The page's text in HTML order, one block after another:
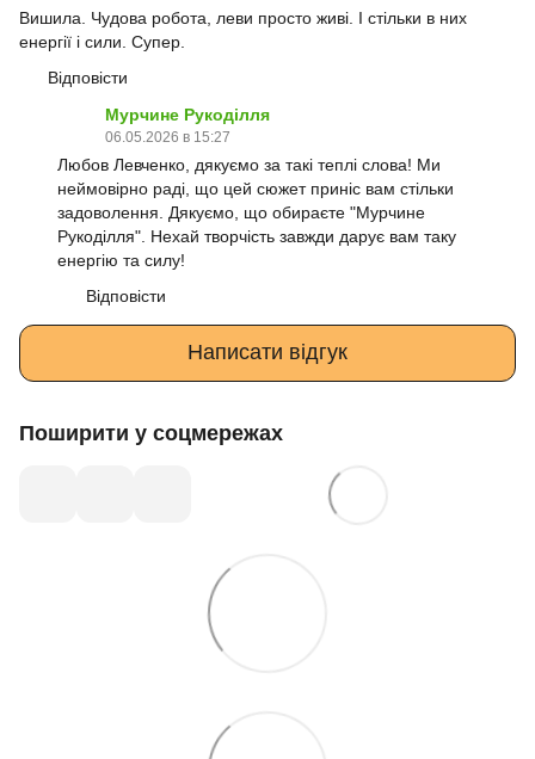
Вишила. Чудова робота, леви просто живі. І стільки в них
енергії і сили. Супер.
Відповісти
Мурчине Рукоділля
06.05.2026 в 15:27
Любов Левченко, дякуємо за такі теплі слова! Ми
неймовірно раді, що цей сюжет приніс вам стільки
задоволення. Дякуємо, що обираєте "Мурчине
Рукоділля". Нехай творчість завжди дарує вам таку
енергію та силу!
Відповісти
Написати відгук
Поширити у соцмережах